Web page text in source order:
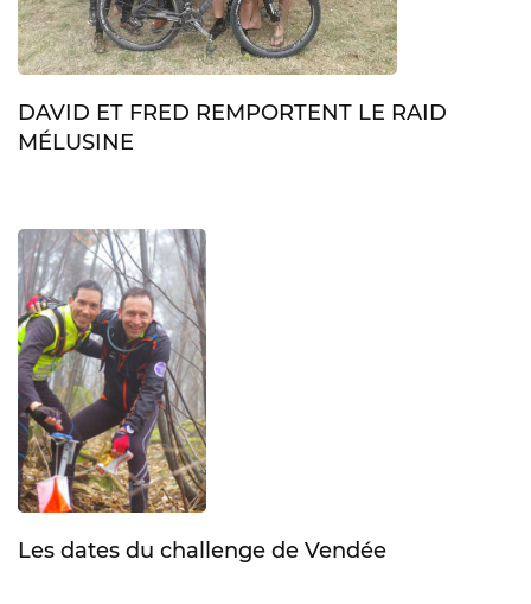
DAVID ET FRED REMPORTENT LE RAID
MÉLUSINE
Les dates du challenge de Vendée